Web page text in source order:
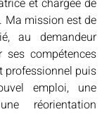
et chargée de
Ma mission est de
au demandeur
ses compétences
professionnel puis
emploi, une
réorientation